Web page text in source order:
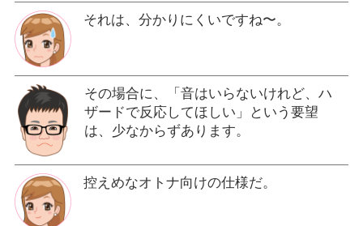
それは、分かりにくいですね〜。
その場合に、「音はいらないけれど、ハ
ザードで反応してほしい」という要望
は、少なからずあります。
控えめなオトナ向けの仕様だ。